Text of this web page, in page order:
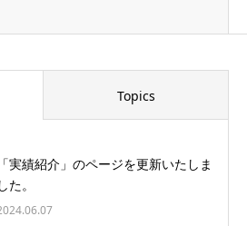
Topics
「実績紹介」のページを更新いたしま
した。